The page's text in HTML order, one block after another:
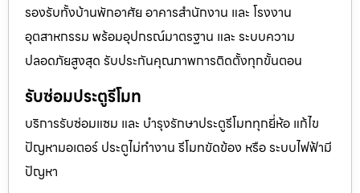
รองรับทั้งบ้านพักอาศัย อาคารสำนักงาน และ โรงงาน
อุตสาหกรรม พร้อมอุปกรณ์มาตรฐาน และ ระบบความ
ปลอดภัยสูงสุด รับประกันคุณภาพการติดตั้งทุกขั้นตอน
รับซ่อมประตูรีโมท
บริการรับซ่อมแซม และ บำรุงรักษาประตูรีโมททุกยี่ห้อ แก้ไข
ปัญหามอเตอร์ ประตูไม่ทำงาน รีโมทขัดข้อง หรือ ระบบไฟฟ้ามี
ปัญหา